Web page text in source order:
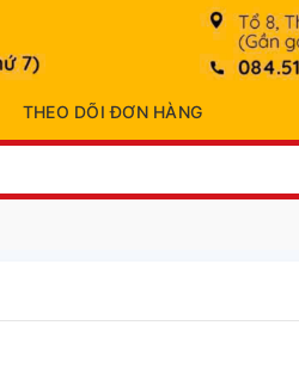
THEO DÕI ĐƠN HÀNG